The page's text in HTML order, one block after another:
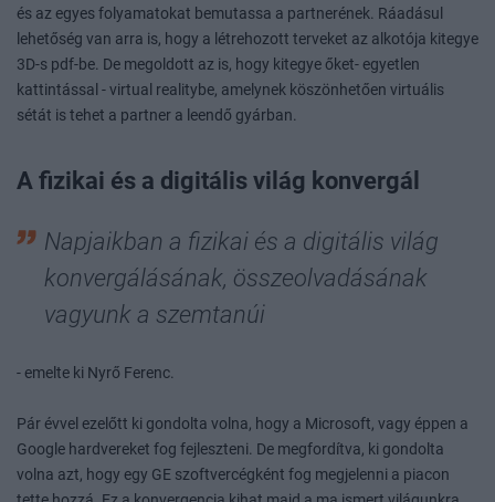
és az egyes folyamatokat bemutassa a partnerének. Ráadásul
lehetőség van arra is, hogy a létrehozott terveket az alkotója kitegye
3D-s pdf-be. De megoldott az is, hogy kitegye őket- egyetlen
kattintással - virtual realitybe, amelynek köszönhetően virtuális
sétát is tehet a partner a leendő gyárban.
A fizikai és a digitális világ konvergál
Napjaikban a fizikai és a digitális világ
konvergálásának, összeolvadásának
vagyunk a szemtanúi
- emelte ki Nyrő Ferenc.
Pár évvel ezelőtt ki gondolta volna, hogy a Microsoft, vagy éppen a
Google hardvereket fog fejleszteni. De megfordítva, ki gondolta
volna azt, hogy egy GE szoftvercégként fog megjelenni a piacon